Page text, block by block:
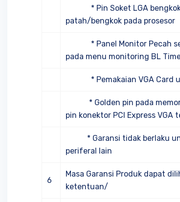
* Pin Soket LGA bengkok/
patah/bengkok pada prosesor
* Panel Monitor Pecah
pada menu monitoring BL
* Pemakaian VGA Card
* Golden pin pada
pin konektor PCI Express VGA
* Garansi tidak berlaku
periferal lain
6
Masa Garansi Produk dapat
ketentuan/